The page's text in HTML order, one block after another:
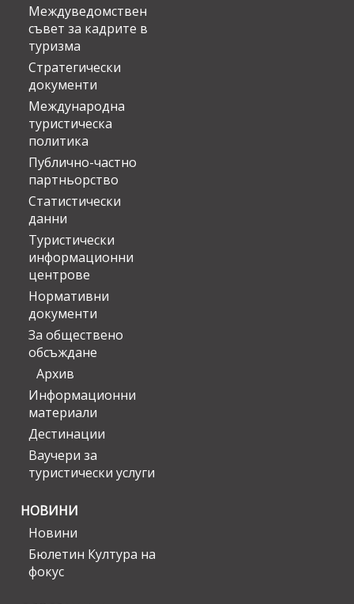
Междуведомствен
съвет за кадрите в
туризма
Стратегически
документи
Международна
туристическа
политика
Публично-частно
партньорство
Статистически
данни
Туристически
информационни
центрове
Нормативни
документи
За обществено
обсъждане
Архив
Информационни
материали
Дестинации
Ваучери за
туристически услуги
НОВИНИ
Новини
Бюлетин Култура на
фокус